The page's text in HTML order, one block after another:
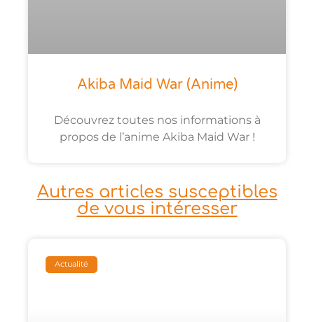
Akiba Maid War (anime)
Découvrez toutes nos informations à
propos de l’anime Akiba Maid War !
Autres articles susceptibles
de vous intéresser
Actualité